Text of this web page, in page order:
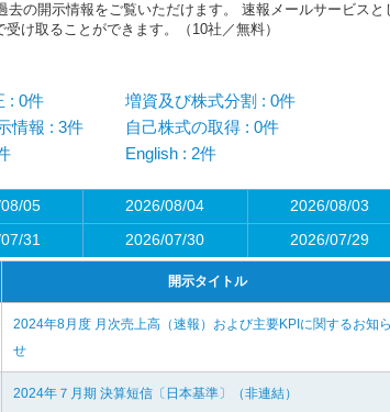
去の開示情報をご覧いただけます。 速報メールサービスと
け取ることができます。（10社／無料）
: 0件
増資及び株式分割 : 0件
情報 : 3件
自己株式の取得 : 0件
English : 2件
05 2026/08/04
2026/08/03
31 2026/07/30 2026/07/29
開示タイトル
2024年8月度 月次売上高（速報）および主要KPIに関するお知
せ
2024年７月期 決算短信〔日本基準〕（非連結）